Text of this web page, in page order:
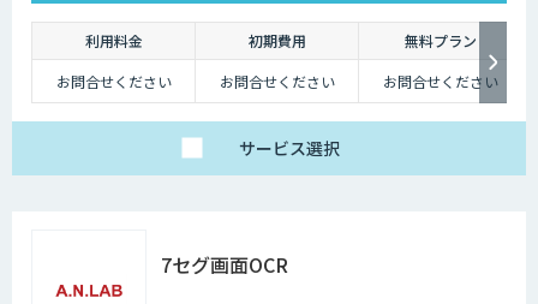
利用料金 初期費用
無料プラン
お問合せください
お問合せください お問合せください
サービス選択
7セグ画面OCR